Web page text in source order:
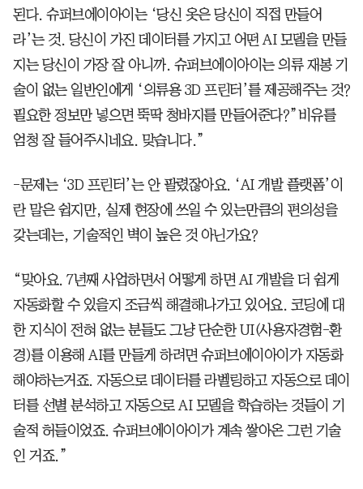
된다. 슈퍼브에이아이는 ‘당신 옷은 당신이 직접 만들어
라’는 것. 당신이 가진 데이터를 가지고 어떤 AI 모델을 만들
지는 당신이 가장 잘 아니까. 슈퍼브에이아이는 의류 재봉 기
술이 없는 일반인에게 ‘의류용 3D 프린터’를 제공해주는 것?
필요한 정보만 넣으면 뚝딱 청바지를 만들어준다?”비유를
엄청 잘 들어주시네요. 맞습니다.”
-문제는 ‘3D 프린터’는 안 팔렸잖아요. ‘AI 개발 플랫폼’이
란 말은 쉽지만, 실제 현장에 쓰일 수 있는만큼의 편의성을
갖는데는, 기술적인 벽이 높은 것 아닌가요?
“맞아요. 7년째 사업하면서 어떻게 하면 AI 개발을 더 쉽게
자동화할 수 있을지 조금씩 해결해나가고 있어요. 코딩에 대
한 지식이 전혀 없는 분들도 그냥 단순한 UI(사용자경험-환
경)를 이용해 AI를 만들게 하려면 슈퍼브에이아이가 자동화
해야하는거죠. 자동으로 데이터를 라벨링하고 자동으로 데이
터를 선별 분석하고 자동으로 AI 모델을 학습하는 것들이 기
술적 허들이었죠. 슈퍼브에이아이가 계속 쌓아온 그런 기술
인 거죠.”